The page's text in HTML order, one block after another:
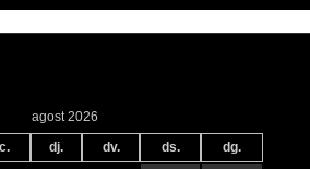
agost 2026
dj. dv. ds. dg.